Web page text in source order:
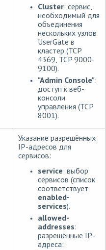
Cluster: сервис,
необходимый для
объединения
нескольких узлов
UserGate в
кластер (TCP
4369, TCP 9000-
9100).
"Admin Console":
доступ к веб-
консоли
управления (TCP
8001).
Указание разрешённых
IP-адресов для
сервисов:
service: выбор
сервисов (список
соответствует
enabled-
services).
allowed-
addresses:
разрешённые IP-
адреса: